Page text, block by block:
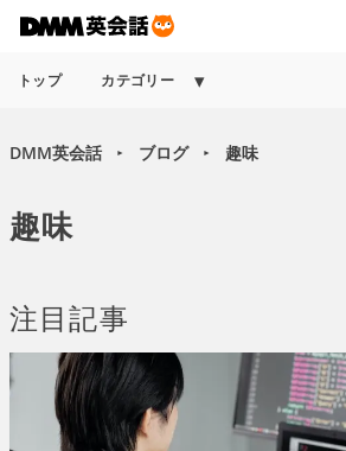
トップ カテゴリー
DMM英会話 ► ブログ ► 趣味
趣味
注目記事